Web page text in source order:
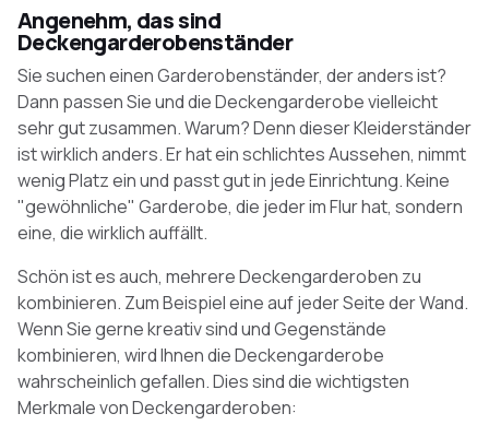
Angenehm, das sind
Deckengarderobenständer
Sie suchen einen Garderobenständer, der anders ist?
Dann passen Sie und die Deckengarderobe vielleicht
sehr gut zusammen. Warum? Denn dieser Kleiderständer
ist wirklich anders. Er hat ein schlichtes Aussehen, nimmt
wenig Platz ein und passt gut in jede Einrichtung. Keine
"gewöhnliche" Garderobe, die jeder im Flur hat, sondern
eine, die wirklich auffällt.
Schön ist es auch, mehrere Deckengarderoben zu
kombinieren. Zum Beispiel eine auf jeder Seite der Wand.
Wenn Sie gerne kreativ sind und Gegenstände
kombinieren, wird Ihnen die Deckengarderobe
wahrscheinlich gefallen. Dies sind die wichtigsten
Merkmale von Deckengarderoben: